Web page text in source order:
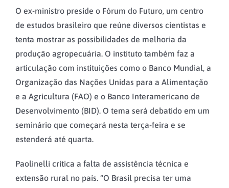
O ex-ministro preside o Fórum do Futuro, um centro
de estudos brasileiro que reúne diversos cientistas e
tenta mostrar as possibilidades de melhoria da
produção agropecuária. O instituto também faz a
articulação com instituições como o Banco Mundial, a
Organização das Nações Unidas para a Alimentação
e a Agricultura (FAO) e o Banco Interamericano de
Desenvolvimento (BID). O tema será debatido em um
seminário que começará nesta terça-feira e se
estenderá até quarta.
Paolinelli critica a falta de assistência técnica e
extensão rural no país. “O Brasil precisa ter uma